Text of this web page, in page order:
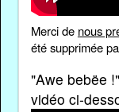
Merci de nous
été supprimée
"Awe bebëe
vidéo ci-